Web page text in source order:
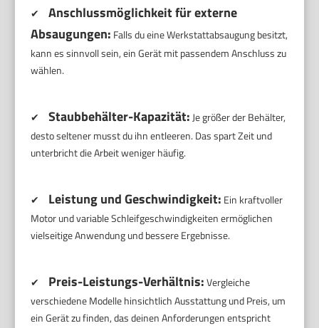
✔
Anschlussmöglichkeit für externe
Absaugungen: Falls du eine Werkstattabsaugung besitzt,
kann es sinnvoll sein, ein Gerät mit passendem Anschluss zu
wählen.
✔ Staubbehälter-Kapazität: Je größer der Behälter,
desto seltener musst du ihn entleeren. Das spart Zeit und
unterbricht die Arbeit weniger häufig.
✔ Leistung und Geschwindigkeit: Ein kraftvoller
Motor und variable Schleifgeschwindigkeiten ermöglichen
vielseitige Anwendung und bessere Ergebnisse.
✔ Preis-Leistungs-Verhältnis:Vergleiche
verschiedene Modelle hinsichtlich Ausstattung und Preis, um
ein Gerät zu finden, das deinen Anforderungen entspricht